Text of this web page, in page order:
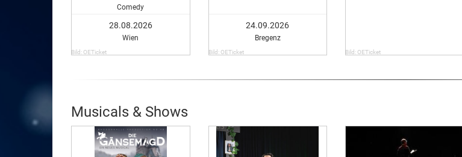
Comedy
28.08.2026
Wien
Bild: OETicket
24.09.2026
Bregenz
Bild: OETicket Bild: OETicket
Musicals & Shows